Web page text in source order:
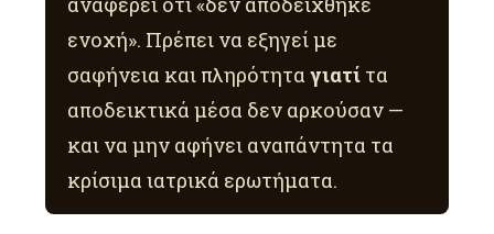
ενοχή». Πρέπει να εξηγεί με
σαφήνεια και πληρότητα γιατί τα
αποδεικτικά μέσα δεν αρκούσαν —
και να μην αφήνει αναπάντητα τα
κρίσιμα ιατρικά ερωτήματα.